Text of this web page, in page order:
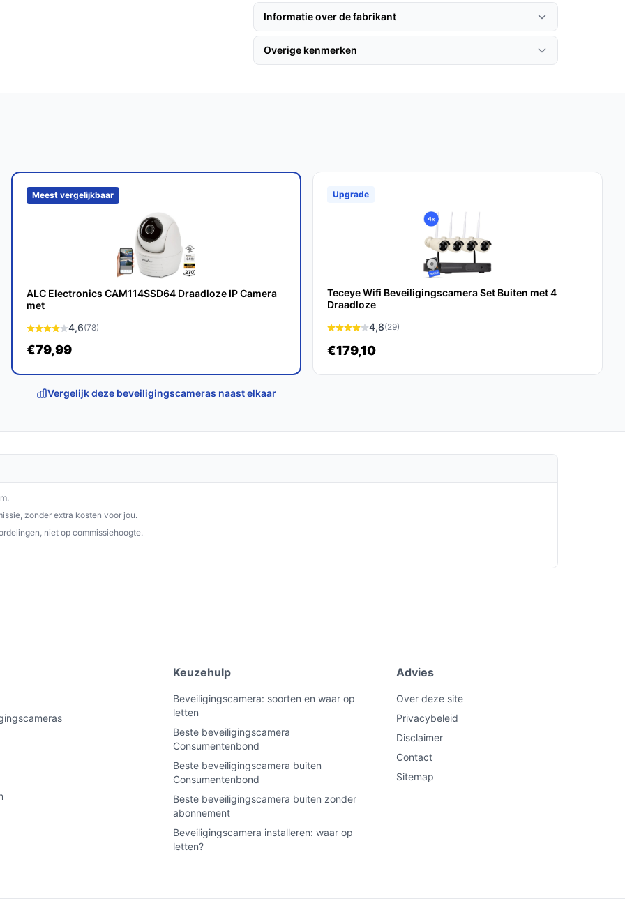
maar kan ook binnenshuis worden
de Finex unieke functies zoals 360
wat het een uitstekende keuze maakt.
is een betrouwbare en
wil beveiligen. Met scherpe beelden,
hoogte van wat er rondom je huis gebeurt.
Kies bewust
Informatie over de fabrikant
Overige kenmerken
Meest vergelijkbaar
ALC Electronics CAM114SSD64 Draadloze IP Camera
met
4,6(78)
€79,99
Upgrade
Teceye Wifi Beveiligingscamera Set Buiten met 4
Draadloze
4,8(29)
€179,10
Vergelijk deze beveiligingscameras naast elkaar
zonder extra kosten voor jou.
niet op commissiehoogte.
Keuzehulp
Beveiligingscamera: soorten en waar op
letten
Beste beveiligingscamera
Consumentenbond
Beste beveiligingscamera buiten
Consumentenbond
Beste beveiligingscamera buiten zonder
abonnement
Beveiligingscamera installeren: waar op
letten?
Advies
Over deze site
Privacybeleid
Disclaimer
Contact
Sitemap